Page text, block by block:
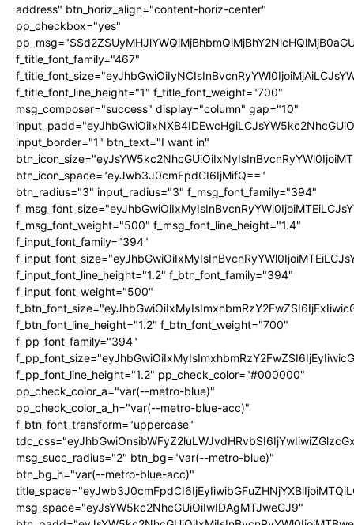
address" btn_horiz_align="content-horiz-center"
pp_checkbox="yes"
f_title_font_family="467"
f_title_font_line_height="1" f_title_font_weight="700"
msg_composer="success" display="column" gap="10"
input_border="1" btn_text="I want in"
btn_icon_space="eyJwb3J0cmFpdCI6IjMifQ=="
btn_radius="3" input_radius="3" f_msg_font_family="394"
f_msg_font_weight="500" f_msg_font_line_height="1.4"
f_input_font_family="394"
f_input_font_line_height="1.2" f_btn_font_family="394"
f_input_font_weight="500"
f_btn_font_line_height="1.2" f_btn_font_weight="700"
f_pp_font_family="394"
f_pp_font_line_height="1.2" pp_check_color="#000000"
pp_check_color_a="var(--metro-blue)"
pp_check_color_a_h="var(--metro-blue-acc)"
f_btn_font_transform="uppercase"
msg_succ_radius="2" btn_bg="var(--metro-blue)"
btn_bg_h="var(--metro-blue-acc)"
msg_space="eyJsYW5kc2NhcGUiOiIwIDAgMTJweCJ9"